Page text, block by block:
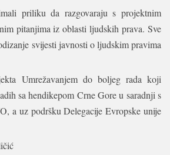
priliku da razgovaraju s projektnim
pitanjima iz oblasti ljudskih prava. Sve
svijesti javnosti o ljudskim pravima
Umrežavanjem do boljeg rada koji
sa hendikepom Crne Gore u saradnji s
a uz podršku Delegacije Evropske unije